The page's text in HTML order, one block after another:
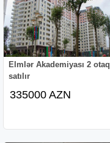
Elmlər Akademiyası 2 otaq
satılır
335000 AZN